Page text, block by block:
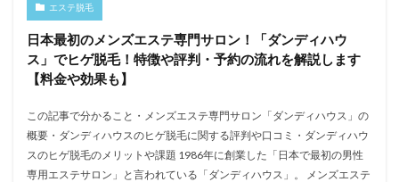
エステ脱毛
日本最初のメンズエステ専門サロン！「ダンディハウ
ス」でヒゲ脱毛！特徴や評判・予約の流れを解説します
【料金や効果も】
この記事で分かること・メンズエステ専門サロン「ダンディハウス」の
概要・ダンディハウスのヒゲ脱毛に関する評判や口コミ・ダンディハウ
スのヒゲ脱毛のメリットや課題 1986年に創業した「日本で最初の男性
専用エステサロン」と言われている「ダンディハウス」。 メンズエステ